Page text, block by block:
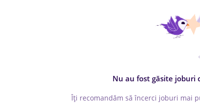
Nu au fost găsite joburi
Îți recomandăm să încerci joburi mai